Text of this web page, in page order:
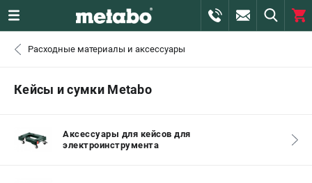
+7 (911) 360-06-14 | +7 (8112) 59-10-67
САНКТ-ПЕТЕРБУРГ
0 ₽
Расходные материалы и аксессуары
Кейсы и сумки Metabo
Аксессуары для кейсов для
электроинструмента